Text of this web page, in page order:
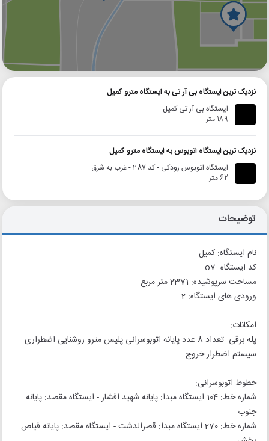
گوگل
نزدیک ترین ایستگاه بی آر تی به ایستگاه مترو کمیل
ایستگاه بی آر تی کمیل
189 متر
نزدیک ترین ایستگاه اتوبوس به ایستگاه مترو کمیل
ایستگاه اتوبوس رودکی - کد 287 - غرب به شرق
62 متر
توضیحات
نام ایستگاه: کمیل
کد ایستگاه: o7
مساحت سرپوشیده: 2371 متر مربع
ورودی های ایستگاه: 2
امکانات:
پله برقی: تعداد 8 عدد پایانه اتوبوسرانی پلیس مترو روشنایی اضطراری
سیستم اضطرار خروج
خطوط اتوبوسرانی:
شماره خط: 104 ایستگاه مبدا: پایانه شهید افشار - ایستگاه مقصد: پایانه
جنوب
شماره خط: 270 ایستگاه مبدا: قصرالدشت - ایستگاه مقصد: پایانه فیاض